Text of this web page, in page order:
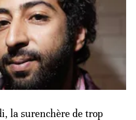
la surenchère de trop